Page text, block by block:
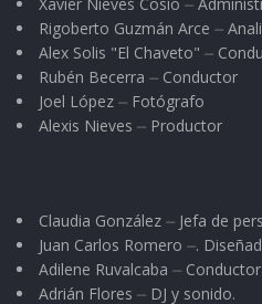
Rigoberto Guzmán Arce ⏤
Alex Solis "El Chaveto" ⏤
Rubén Becerra ⏤ Conductor
Joel López ⏤ Fotógrafo
Alexis Nieves ⏤ Productor
Claudia González ⏤ Jefa de
Juan Carlos Romero ⏤.
Adilene Ruvalcaba ⏤
Adrián Flores ⏤ DJ y sonido.